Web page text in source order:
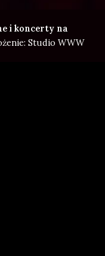
i koncerty na
Studio WWW